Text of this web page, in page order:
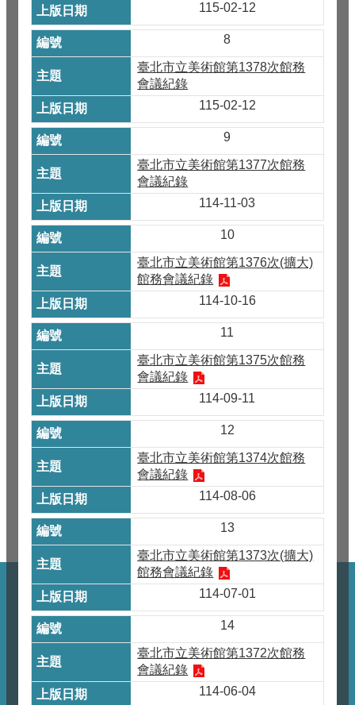
115-02-12
8
臺北市立美術館第1378次館務
會議紀錄
115-02-12
9
臺北市立美術館第1377次館務
會議紀錄
114-11-03
10
臺北市立美術館第1376次(擴大)
館務會議紀錄
114-10-16
11
臺北市立美術館第1375次館務
會議紀錄
114-09-11
12
臺北市立美術館第1374次館務
會議紀錄
114-08-06
13
臺北市立美術館第1373次(擴大)
館務會議紀錄
114-07-01
14
臺北市立美術館第1372次館務
會議紀錄
114-06-04